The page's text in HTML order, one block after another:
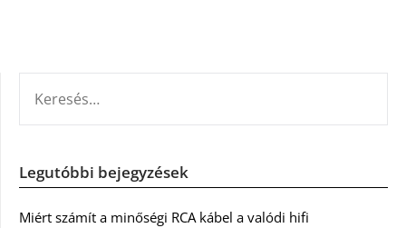
Legutóbbi bejegyzések
Miért számít a minőségi RCA kábel a valódi hifi